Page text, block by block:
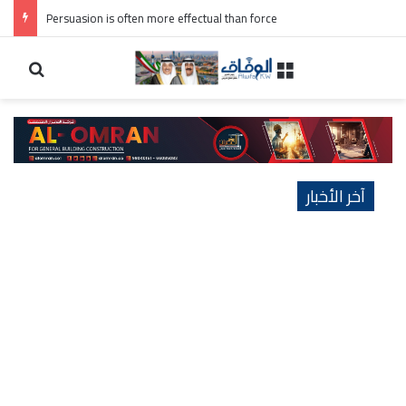
Persuasion is often more effectual than force
القائمة الرئيسية
آخر الأخبار